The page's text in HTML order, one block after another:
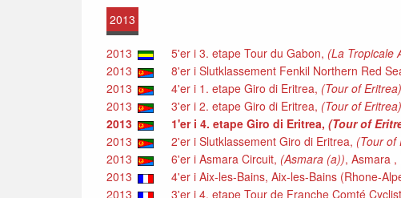
2013
2013 5'er i 3. etape Tour du Gabon, (La Tropicale
2013
8'er i Slutklassement Fenkil Northern Red
2013
4'er i 1. etape Giro di Eritrea, (Tour of Eritrea)
2013
3'er i 2. etape Giro di Eritrea, (Tour of Eritrea)
2013
1'er i 4. etape Giro di Eritrea, (Tour of
2013
2'er i Slutklassement Giro di Eritrea, (Tour of
2013
6'er i Asmara Circuit, (Asmara (a)), Asmara ,
2013
4'er i Aix-les-Bains, Aix-les-Bains (Rhone-
2013
3'er i 4. etape Tour de Franche Comté